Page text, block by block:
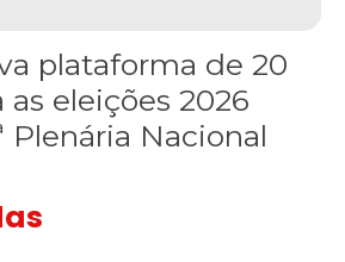
plataforma de 20
as eleições 2026
Plenária Nacional